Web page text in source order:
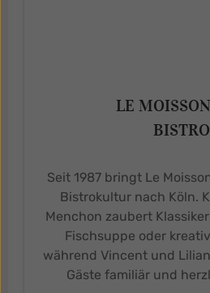
LE
BISTRO
Seit 1987 bringt Le
Bistrokultur nach Köln.
Menchon zaubert
Fischsuppe oder
während Vincent und
Gäste familiär und